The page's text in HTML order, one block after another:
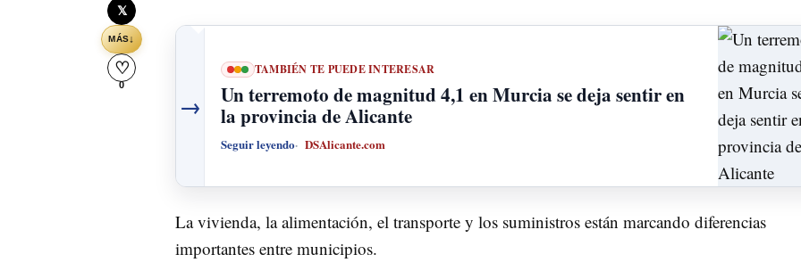
𝕏
MÁS↓
♡
0
→
TAMBIÉN TE PUEDE INTERESAR
Un terremoto de magnitud 4,1 en Murcia se deja sentir en
la provincia de Alicante
Seguir leyendo DSAlicante.com
La vivienda, la alimentación, el transporte y los suministros están marcando diferencias
importantes entre municipios.